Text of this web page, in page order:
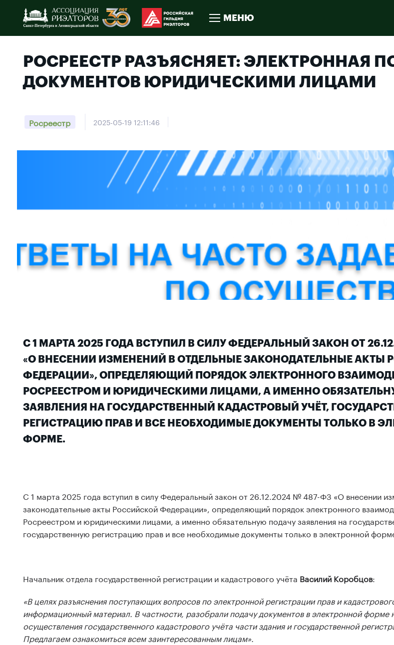
МЕНЮ
РОСРЕЕСТР РАЗЪЯСНЯЕТ: ЭЛЕКТРОННАЯ
ДОКУМЕНТОВ ЮРИДИЧЕСКИМИ ЛИЦАМИ
Росреестр 2025-05-19 12:11:46
С 1 МАРТА 2025 ГОДА ВСТУПИЛ В СИЛУ ФЕДЕРАЛЬНЫЙ ЗАКОН ОТ
«О ВНЕСЕНИИ ИЗМЕНЕНИЙ В ОТДЕЛЬНЫЕ ЗАКОНОДАТЕЛЬНЫЕ АКТЫ
ФЕДЕРАЦИИ», ОПРЕДЕЛЯЮЩИЙ ПОРЯДОК ЭЛЕКТРОННОГО
РОСРЕЕСТРОМ И ЮРИДИЧЕСКИМИ ЛИЦАМИ, А ИМЕННО
ЗАЯВЛЕНИЯ НА ГОСУДАРСТВЕННЫЙ КАДАСТРОВЫЙ УЧЁТ,
РЕГИСТРАЦИЮ ПРАВ И ВСЕ НЕОБХОДИМЫЕ ДОКУМЕНТЫ ТОЛЬКО В
ФОРМЕ.
С 1 марта 2025 года вступил в силу Федеральный закон от 26.12.2024 № 487-ФЗ «О внесении
законодательные акты Российской Федерации», определяющий порядок электронного
Росреестром и юридическими лицами, а именно обязательную подачу заявления на
государственную регистрацию прав и все необходимые документы только в электронной
Начальник отдела государственной регистрации и кадастрового учёта Василий Коробцов:
«В целях разъяснения поступающих вопросов по электронной регистрации прав и
информационный материал. В частности, разобрали подачу документов в электронной форме
осуществления государственного кадастрового учёта части здания и государственной
Предлагаем ознакомиться всем заинтересованным лицам».